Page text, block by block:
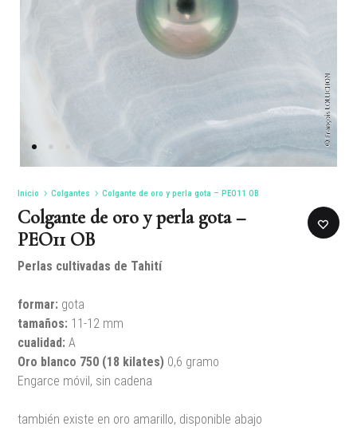
Inicio Colgantes Colgante de oro y perla gota – PEO11 OB
Colgante de oro y perla gota –
PEO11 OB
Perlas cultivadas de Tahití
formar: gota
tamaños: 11-12 mm
cualidad: A
Oro blanco 750 (18 kilates) 0,6 gramo
Engarce móvil, sin cadena
también existe en oro amarillo, disponible abajo